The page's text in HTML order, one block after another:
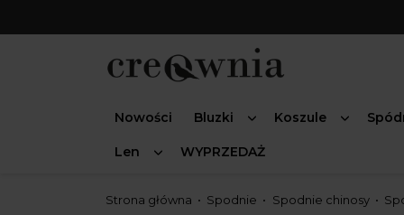
Nowości Bluzki Koszule
Len WYPRZEDAŻ
Strona główna Spodnie Spodnie chinosy